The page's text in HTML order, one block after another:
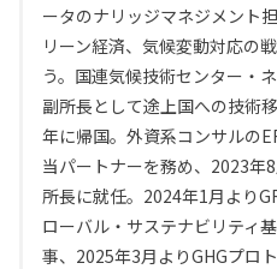
ータのナリッジマネジメント
リーン経済、気候変動対応の
う。国連気候技術センター・
副所長として途上国への技術
年に帰国。外資系コンサルの
当パートナーを務め、2023年
所長に就任。2024年1月より
ローバル・サステナビリティ
事、2025年3月よりGHGプロ